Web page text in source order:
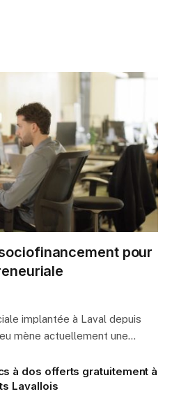
pour
implantée à Laval depuis
mène actuellement une…
à dos offerts gratuitement à
Lavallois